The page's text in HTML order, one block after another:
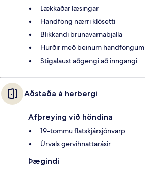
Lækkaðar læsingar
Handföng nærri klósetti
Blikkandi brunavarnabjalla
Hurðir með beinum handföngum
Stigalaust aðgengi að inngangi
Aðstaða á herbergi
Afþreying við höndina
19-tommu flatskjársjónvarp
Úrvals gervihnattarásir
Þægindi